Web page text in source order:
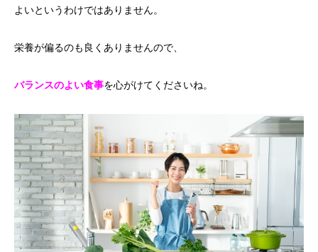
よいというわけではありません。
栄養が偏るのも良くありませんので、
バランスのよい食事を心がけてくださいね。